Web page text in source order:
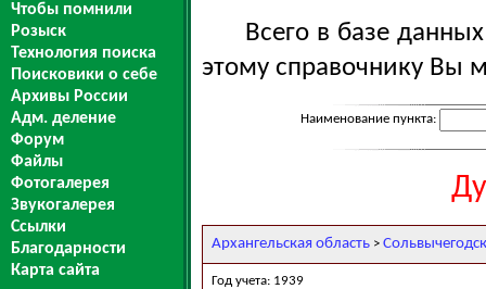
Чтобы помнили
Розыск
Технология поиска
Поисковики о себе
Архивы России
Адм. деление
Форум
Файлы
Фотогалерея
Звукогалерея
Ссылки
Благодарности
Карта сайта
Всего в базе
этому справочнику Вы
Наименование пункта:
Архангельская область >
Год учета: 1939